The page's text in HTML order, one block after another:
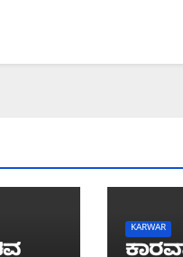
KARWAR